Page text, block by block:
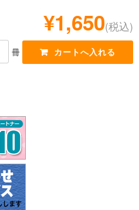
¥1,650(税込)
冊